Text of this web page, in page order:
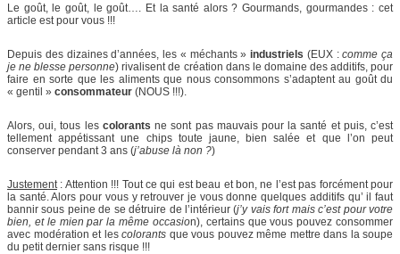
Le goût, le goût, le goût…. Et la santé alors ? Gourmands, gourmandes : cet
article est pour vous !!!
Depuis des dizaines d’années, les « méchants » industriels (EUX :comme ça
je ne blesse personne) rivalisent de création dans le domaine des additifs, pour
faire en sorte que les aliments que nous consommons s’adaptent au goût du
« gentil » consommateur (NOUS !!!).
Alors, oui, tous les colorants ne sont pas mauvais pour la santé et puis, c’est
tellement appétissant une chips toute jaune, bien salée et que l’on peut
conserver pendant 3 ans (j’abuse là non ?)
Justement : Attention !!! Tout ce qui est beau et bon, ne l’est pas forcément pour
la santé. Alors pour vous y retrouver je vous donne quelques additifs qu’ il faut
bannir sous peine de se détruire de l’intérieur (j’y vais fort mais c’est pour votre
bien, et le mien par la même occasion), certains que vous pouvez consommer
avec modération et les colorants que vous pouvez même mettre dans la soupe
du petit dernier sans risque !!!